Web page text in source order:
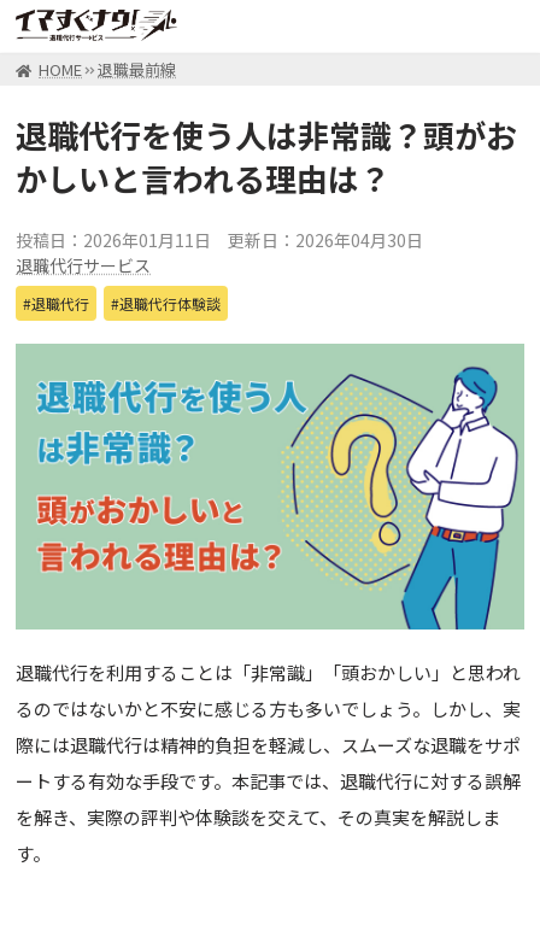
HOME 退職最前線
退職代行を使う人は非常識？頭がお
かしいと言われる理由は？
投稿日：2026年01月11日
更新日：2026年04月30日
退職代行サービス
退職代行 退職代行体験談
退職代行を利用することは「非常識」「頭おかしい」と思われ
るのではないかと不安に感じる方も多いでしょう。しかし、実
際には退職代行は精神的負担を軽減し、スムーズな退職をサポ
ートする有効な手段です。本記事では、退職代行に対する誤解
を解き、実際の評判や体験談を交えて、その真実を解説しま
す。